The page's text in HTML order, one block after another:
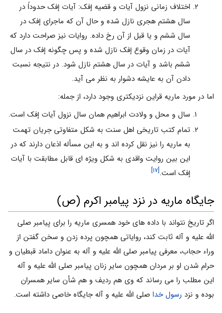
اختلاف زمانی نزول آیات و قضیه إفک: آیات إفک حدوداً در
سال هشتم هجری نازل شده و حال آن که ماجرای إفک در
سال ششم و یا قبل از آن رخ داده. روایات نیز صراحت دارد که
آیات در زمان وقوع إفک نازل شده و پس چگونه إفک در سال
ششم باشد و آیات در سال هشتم نازل شود. در نتیجه نسبت
دادن آن به عایشه دشوار به نظر می آید.
اما در مورد ماریه قراین نزدیکتری وجود دارد، از جمله:
سال و محل و ولادت ابراهیم همان سال نزول آیات إفک است.
تمام کتب تاریخی اهل سنت به شکل متفاوتی جریان تهمت
به ماریه را نیز نقل کرده اند و به این مسأله اذعان دارند که در
این بین روایت واقدی به شکل ویژه ای قابل مطابقت با آیات
إفک است.[۱۷]
جایگاه ماریه در نزد پیامبر اکرم (ص)
اگر تاریخ نتواند با داده های خود همسری ماریه را برای پیامبر صلی
الله علیه و آله ثابت کند، روایاتی همچون پرده زدن و سخن گفتن از
وراء حجاب، معرفی پیامبر صلی الله علیه و آله به عنوان داماد قبطیان و
حرام شدن او بر مردان همچون سایر زنان پیامبر صلی الله علیه و آله
این مطلب را می رساند که وی هم ردیف و هم شأن سایر همسران
بوده و نزد رسول خدا صلی الله علیه و آله جایگاه خاصی داشته است.